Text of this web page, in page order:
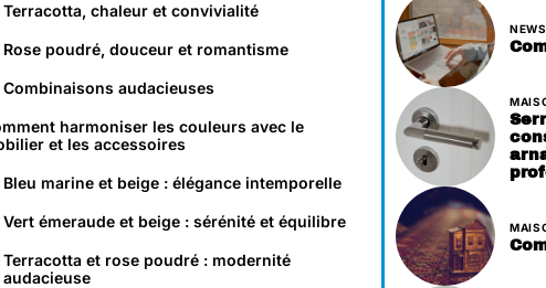
Terracotta, chaleur et convivialité
Rose poudré, douceur et romantisme
Combinaisons audacieuses
harmoniser les couleurs avec le
et les accessoires
Bleu marine et beige : élégance intemporelle
Vert émeraude et beige : sérénité et équilibre
Terracotta et rose poudré : modernité
audacieuse
NEWS